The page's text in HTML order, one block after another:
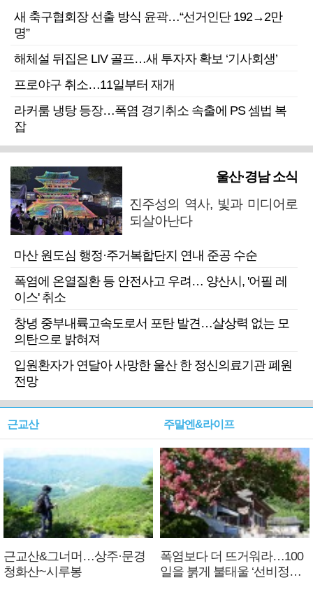
새 축구협회장 선출 방식 윤곽…“선거인단 192→2만
명”
해체설 뒤집은 LIV 골프…새 투자자 확보 ‘기사회생’
프로야구 취소…11일부터 재개
라커룸 냉탕 등장…폭염 경기취소 속출에 PS 셈법 복
잡
울산·경남 소식
진주성의 역사, 빛과 미디어로
되살아난다
마산 원도심 행정·주거복합단지 연내 준공 수순
폭염에 온열질환 등 안전사고 우려… 양산시, '어필 레
이스' 취소
창녕 중부내륙고속도로서 포탄 발견…살상력 없는 모
의탄으로 밝혀져
입원환자가 연달아 사망한 울산 한 정신의료기관 폐원
전망
근교산
근교산&그너머…상주·문경
청화산~시루봉
주말엔&라이프
폭염보다 더 뜨거워라…100
일을 붉게 불태울 ‘선비정신’